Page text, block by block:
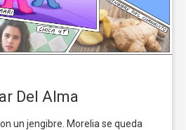
Del Alma
un jengibre. Morelia se queda